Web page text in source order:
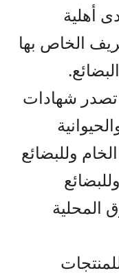
أهلية
الخاص بها
تصدر شهادات
وللبضائع
المحلية